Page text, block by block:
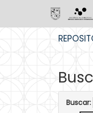
Buscar: